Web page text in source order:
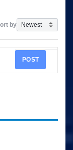
by
POST